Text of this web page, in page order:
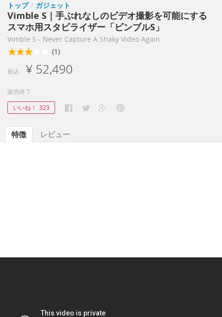
トップ / ガジェット
Vimble S｜手ぶれなしのビデオ撮影を可能にする
スマホ用スタビライザー「ビンブルS」
Vimble S - Never Capture A Shaky Video Again
(1)
税込 ¥ 52,490
販売終了
いいね！ 323
特徴 レビュー